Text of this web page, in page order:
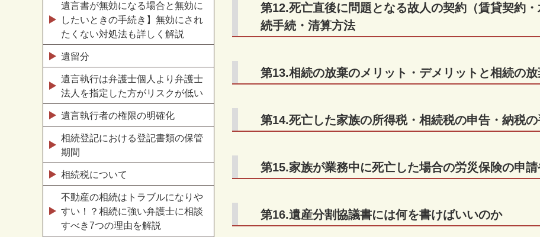
第12.死亡直後に問題となる故人の契約（賃貸契約
続手続・清算方法
第13.相続の放棄のメリット・デメリットと相続の
第14.死亡した家族の所得税・相続税の申告・納税
第15.家族が業務中に死亡した場合の労災保険の申
第16.遺産分割協議書には何を書けばいいのか
遺言書が無効になる場合と無効に
したいときの手続き】無効にされ
たくない対処法も詳しく解説
遺留分
遺言執行は弁護士個人より弁護士
法人を指定した方がリスクが低い
遺言執行者の権限の明確化
相続登記における登記書類の保管
期間
相続税について
不動産の相続はトラブルになりや
すい！？相続に強い弁護士に相談
すべき7つの理由を解説